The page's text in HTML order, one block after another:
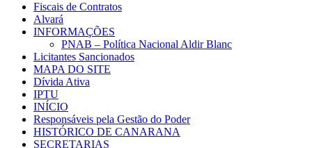
Fiscais de Contratos
Alvará
INFORMAÇÕES
PNAB – Política Nacional Aldir Blanc
Licitantes Sancionados
MAPA DO SITE
Dívida Ativa
IPTU
INÍCIO
Responsáveis pela Gestão do Poder
HISTÓRICO DE CANARANA
SECRETARIAS